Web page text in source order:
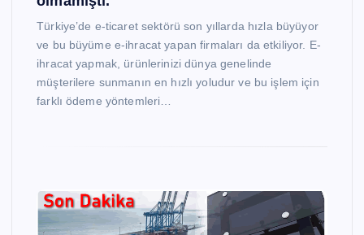
Türkiye’de e-ticaret sektörü son yıllarda hızla büyüyor
ve bu büyüme e-ihracat yapan firmaları da etkiliyor. E-
ihracat yapmak, ürünlerinizi dünya genelinde
müşterilere sunmanın en hızlı yoludur ve bu işlem için
farklı ödeme yöntemleri…